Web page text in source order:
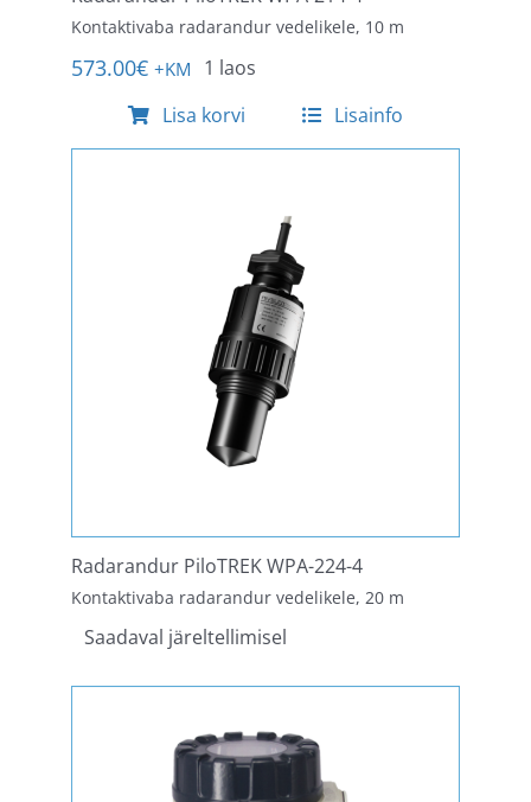
Kontaktivaba radarandur vedelikele, 10 m
573.00€ +KM
1 laos
Lisa korvi
Lisainfo
Radarandur PiloTREK WPA-224-4
Kontaktivaba radarandur vedelikele, 20 m
Saadaval järeltellimisel